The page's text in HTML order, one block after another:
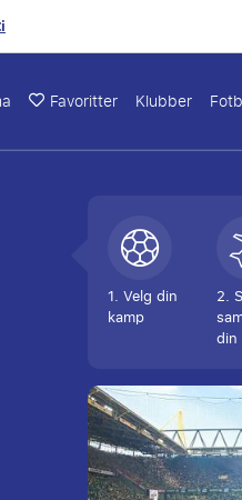
Favoritter Klubber
1. Velg din
kamp
2.
din